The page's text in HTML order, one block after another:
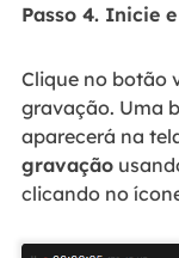
Passo 4. Inicie
Clique no botão
gravação. Uma
aparecerá na
gravação
clicando no